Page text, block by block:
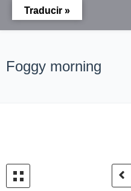
Foggy morning
Traducir »